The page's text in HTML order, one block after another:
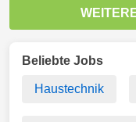
Beliebte Jobs
Haustechnik